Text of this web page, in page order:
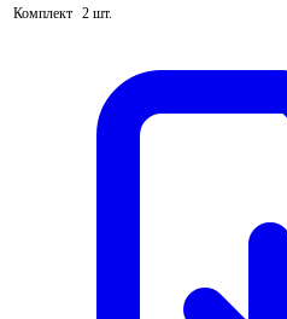
Комплект 2 шт.